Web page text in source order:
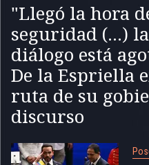
"Llegó la hora
seguridad (...)
diálogo está
De la Espriella
ruta de su
discurso